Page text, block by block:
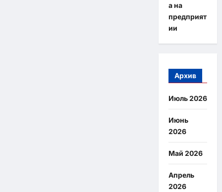
а на
предприят
ии
Архив
Июль 2026
Июнь
2026
Май 2026
Апрель
2026